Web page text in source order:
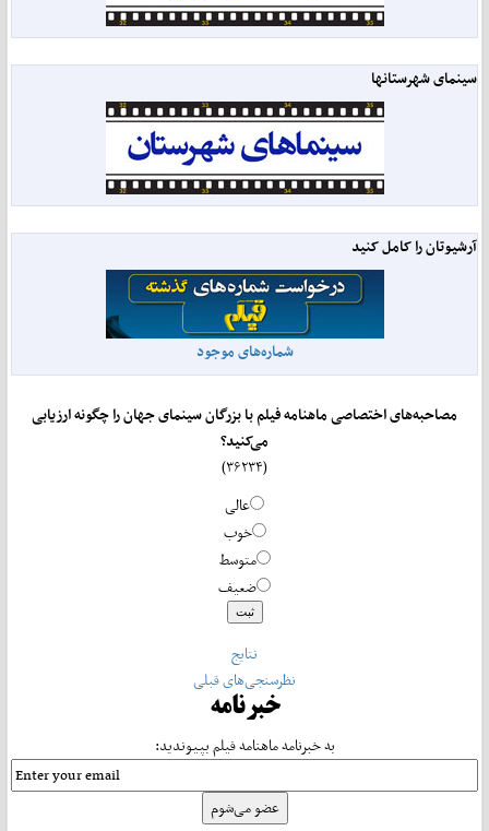
سینمای شهرستانها
آرشیوتان را کامل کنید
شماره‌های موجود
مصاحبه‌های اختصاصی ماهنامه فیلم با بزرگان سینمای جهان را چگونه ارزیابی
می‌کنید؟
عالی
خوب
متوسط
ضعیف
نتایج
نظرسنجی‌های قبلی
خبرنامه
به خبرنامه ماهنامه فیلم بپیوندید: